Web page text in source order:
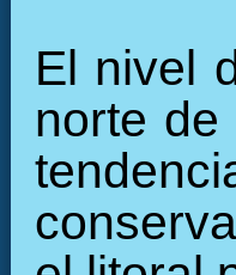
El nivel
norte